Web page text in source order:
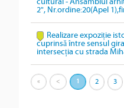
2", Nr.ordine:20(Apel
Realizare expoziție
cuprinsă între sensul
intersecția cu strada
« < 1 2 3